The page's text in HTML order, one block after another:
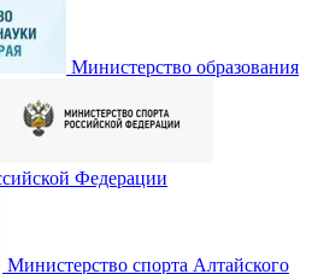
Министерство образования
Федерации
Министерство спорта Алтайского